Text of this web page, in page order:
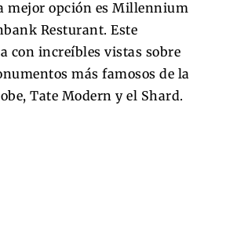
mejor opción es Millennium
Resturant. Este
con increíbles vistas sobre
más famosos de la
Tate Modern y el Shard.